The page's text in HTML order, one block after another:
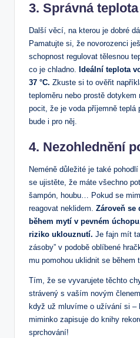
3. Správná
Další věcí, na kterou je dobré
Pamatujte si, že novorozenci
schopnost regulovat tělesnou
co je chladno. Ideální teplota
37 °C. Zkuste si to ověřit
teploměru nebo prostě
pocit, že je voda příjemně teplá
bude i pro něj.
4. Nezohlednění
Neméně důležité je také
se ujistěte, že máte všechno
šampón, houbu… Pokud se
reagovat neklidem. Zároveň
během mytí v pevném
riziko uklouznutí. Je fajn mít
zásoby” v podobě oblíbené
mu pomohou uklidnit se během
Tím, že se vyvarujete těchto
strávený s vaším novým
když už mluvíme o užívání si –
miminko zapisuje do knihy
sprchování!